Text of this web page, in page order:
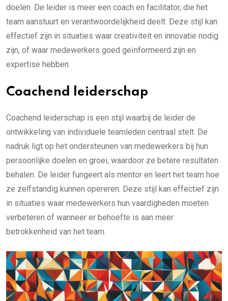
doelen. De leider is meer een coach en facilitator, die het
team aanstuurt en verantwoordelijkheid deelt. Deze stijl kan
effectief zijn in situaties waar creativiteit en innovatie nodig
zijn, of waar medewerkers goed geïnformeerd zijn en
expertise hebben.
Coachend leiderschap
Coachend leiderschap is een stijl waarbij de leider de
ontwikkeling van individuele teamleden centraal stelt. De
nadruk ligt op het ondersteunen van medewerkers bij hun
persoonlijke doelen en groei, waardoor ze betere resultaten
behalen. De leider fungeert als mentor en leert het team hoe
ze zelfstandig kunnen opereren. Deze stijl kan effectief zijn
in situaties waar medewerkers hun vaardigheden moeten
verbeteren of wanneer er behoefte is aan meer
betrokkenheid van het team.